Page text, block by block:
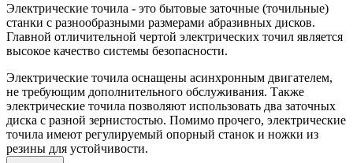
Электрические точила - это бытовые заточные (точильные)
станки с разнообразными размерами абразивных дисков.
Главной отличительной чертой электрических точил является
высокое качество системы безопасности.
Электрические точила оснащены асинхронным двигателем,
не требующим дополнительного обслуживания. Также
электрические точила позволяют использовать два заточных
диска с разной зернистостью. Помимо прочего, электрические
точила имеют регулируемый опорный станок и ножки из
резины для устойчивости.